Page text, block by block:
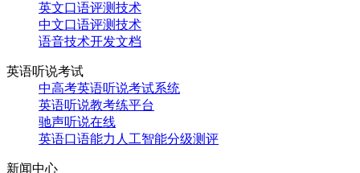
英文口语评测技术
中文口语评测技术
语音技术开发文档
英语听说考试
中高考英语听说考试系统
英语听说教考练平台
驰声听说在线
英语口语能力人工智能分级测评
新闻中心